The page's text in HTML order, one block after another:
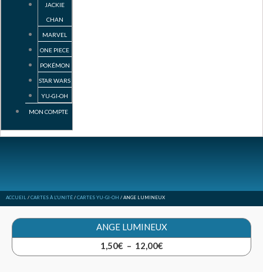
JACKIE
CHAN
MARVEL
ONE PIECE
POKÉMON
STAR WARS
YU-GI-OH
MON COMPTE
ACCUEIL / CARTES À L'UNITÉ / CARTES YU-GI-OH / ANGE LUMINEUX
ANGE LUMINEUX
1,50€ – 12,00€Plage